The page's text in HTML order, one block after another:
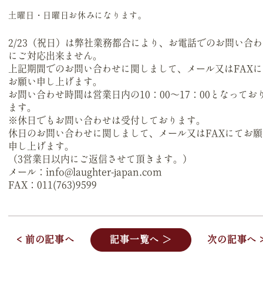
土曜日・日曜日お休みになります。
2/23（祝日）は弊社業務都合により、お電話でのお問い合
にご対応出来ません。
上記期間でのお問い合わせに関しまして、メール又はFAX
お願い申し上げます。
お問い合わせ時間は営業日内の10：00～17：00となってお
ます。
※休日でもお問い合わせは受付しております。
休日のお問い合わせに関しまして、メール又はFAXにてお
申し上げます。
（3営業日以内にご返信させて頂きます。）
メール：info@laughter-japan.com
FAX：011(763)9599
< 前の記事へ 記事一覧へ ＞ 次の記事へ